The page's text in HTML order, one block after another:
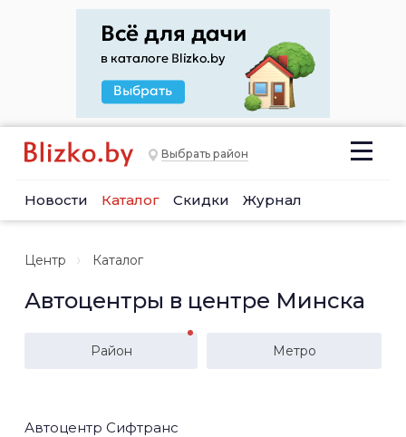
Выбрать район
Новости Каталог Скидки Журнал
Центр Каталог
Автоцентры в центре Минска
Район Метро
Автоцентр Сифтранс